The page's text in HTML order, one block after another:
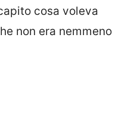
cosa voleva
non era nemmeno